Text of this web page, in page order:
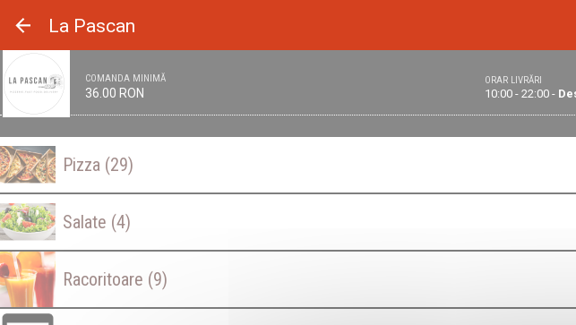
La Pascan
COMANDA MINIMĂ
36.00 RON
ORAR LIVRĂRI
10:00 - 22:00 -
Pizza (29)
Salate (4)
Racoritoare (9)